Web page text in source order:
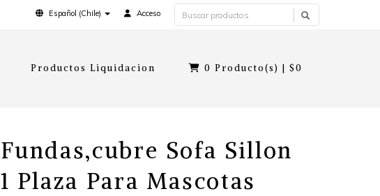
Español (Chile) Acceso
Productos Liquidacion 0 Producto(s) |$0
Fundas,cubre Sofa Sillon
1 Plaza Para Mascotas